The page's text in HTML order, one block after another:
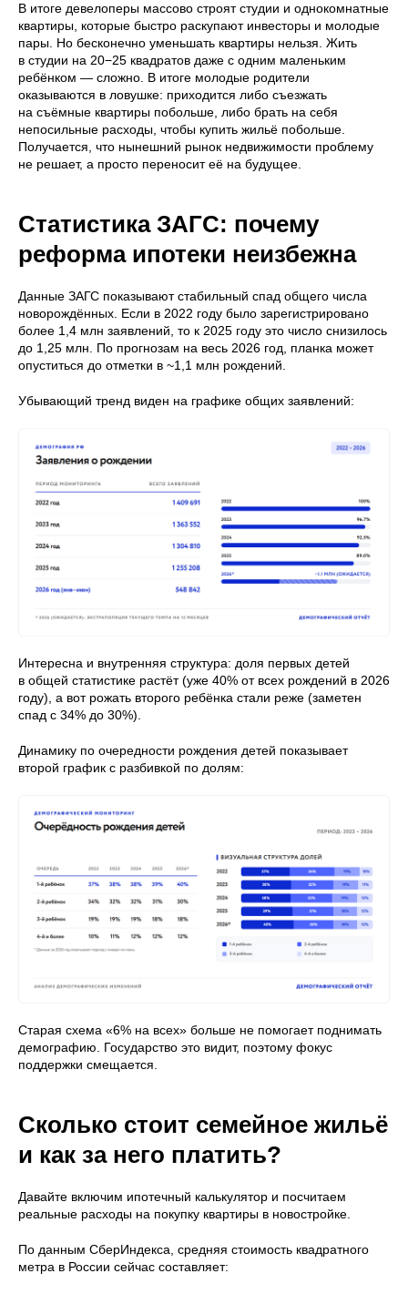
В итоге девелоперы массово строят студии и однокомнатные
квартиры, которые быстро раскупают инвесторы и молодые
пары. Но бесконечно уменьшать квартиры нельзя. Жить
в студии на 20−25 квадратов даже с одним маленьким
ребёнком — сложно. В итоге молодые родители
оказываются в ловушке: приходится либо съезжать
на съёмные квартиры побольше, либо брать на себя
непосильные расходы, чтобы купить жильё побольше.
Получается, что нынешний рынок недвижимости проблему
не решает, а просто переносит её на будущее.
Статистика ЗАГС: почему
реформа ипотеки неизбежна
Данные ЗАГС показывают стабильный спад общего числа
новорождённых. Если в 2022 году было зарегистрировано
более 1,4 млн заявлений, то к 2025 году это число снизилось
до 1,25 млн. По прогнозам на весь 2026 год, планка может
опуститься до отметки в ~1,1 млн рождений.
Убывающий тренд виден на графике общих заявлений:
Интересна и внутренняя структура: доля первых детей
в общей статистике растёт (уже 40% от всех рождений в 2026
году), а вот рожать второго ребёнка стали реже (заметен
спад с 34% до 30%).
Динамику по очередности рождения детей показывает
второй график с разбивкой по долям:
Старая схема «6% на всех» больше не помогает поднимать
демографию. Государство это видит, поэтому фокус
поддержки смещается.
Сколько стоит семейное жильё
и как за него платить?
Давайте включим ипотечный калькулятор и посчитаем
реальные расходы на покупку квартиры в новостройке.
По данным СберИндекса, средняя стоимость квадратного
метра в России сейчас составляет: